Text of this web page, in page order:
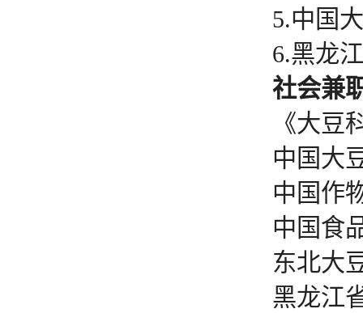
5.中国
6.黑龙
社会兼
《大豆
中国大
中国作
中国食
东北大
黑龙江